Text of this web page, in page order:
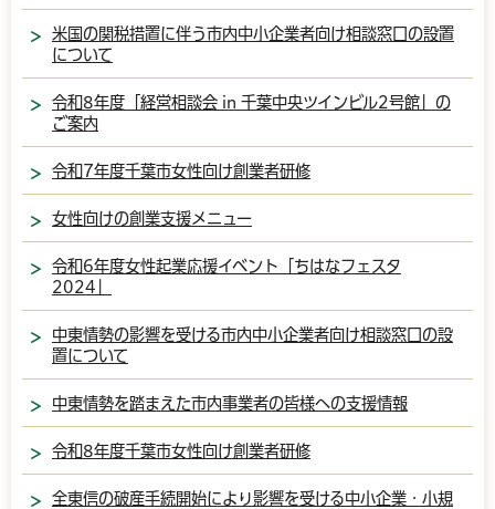
米国の関税措置に伴う市内中小企業者向け相談窓口の設置
について
令和8年度「経営相談会 in 千葉中央ツインビル2号館」の
ご案内
令和7年度千葉市女性向け創業者研修
女性向けの創業支援メニュー
令和6年度女性起業応援イベント「ちはなフェスタ
2024」
中東情勢の影響を受ける市内中小企業者向け相談窓口の設
置について
中東情勢を踏まえた市内事業者の皆様への支援情報
令和8年度千葉市女性向け創業者研修
全東信の破産手続開始により影響を受ける中小企業・小規